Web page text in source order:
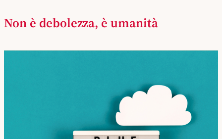
Non è debolezza, è umanità